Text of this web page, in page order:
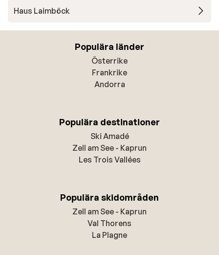
Haus Laimböck
Populära länder
Österrike
Frankrike
Andorra
Populära destinationer
Ski Amadé
Zell am See - Kaprun
Les Trois Vallées
Populära skidområden
Zell am See - Kaprun
Val Thorens
La Plagne